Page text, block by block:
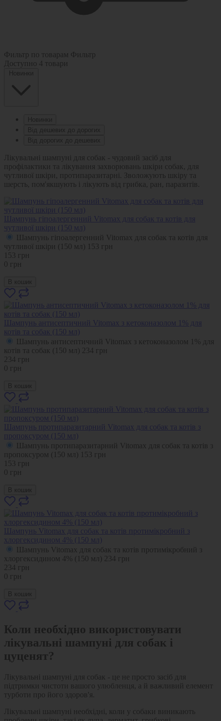
Фильтр по товарам Фильтр
Доступно 4 товари
Новинки
Новинки
Від дешевих до дорогих
Від дорогих до дешевих
Лікувальні шампуні для собак - чудовий засіб для
профілактики та лікування захворювань шкіри собак, для
чутливої шкіри, протипаразитарні. Зволожують шкіру та
шерсть, пом'якшують і лікують від грибка, ран, паразитів.
Шампунь гіпоалергенний Vitomax для собак та котів для
чутливої шкіри (150 мл)
Шампунь гіпоалергенний Vitomax для собак та котів для
чутливої шкіри (150 мл) 153 грн
153 грн
0 грн
В кошик
Шампунь антисептичний Vitomax з кетоконазолом 1% для
котів та собак (150 мл)
Шампунь антисептичний Vitomax з кетоконазолом 1% для
котів та собак (150 мл) 234 грн
234 грн
0 грн
В кошик
Шампунь протипаразитарний Vitomax для собак та котів з
пропоксуром (150 мл)
Шампунь протипаразитарний Vitomax для собак та котів з
пропоксуром (150 мл) 153 грн
153 грн
0 грн
В кошик
Шампунь Vitomax для собак та котів протимікробний з
хлоргексидином 4% (150 мл)
Шампунь Vitomax для собак та котів протимікробний з
хлоргексидином 4% (150 мл) 234 грн
234 грн
0 грн
В кошик
Коли необхідно використовувати
лікувальні шампуні для собак і
цуценят?
Лікувальні шампуні для собак - це не просто засіб для
підтримки чистоти вашого улюбленця, а й важливий елемент
турботи про його здоров'я.
Лікувальні шампуні необхідні, коли у собаки виникають